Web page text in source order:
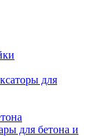
для
для бетона и